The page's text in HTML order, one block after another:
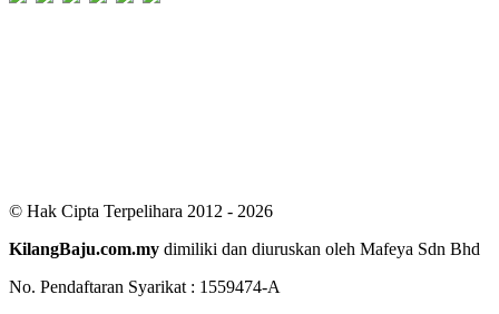
© Hak Cipta Terpelihara 2012 - 2026
KilangBaju.com.my dimiliki dan diuruskan oleh Mafeya Sdn Bhd
No. Pendaftaran Syarikat : 1559474-A